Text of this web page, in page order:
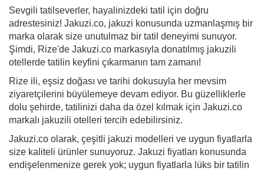
Sevgili tatilseverler, hayalinizdeki tatil için doğru
adrestesiniz! Jakuzi.co, jakuzi konusunda uzmanlaşmış bir
marka olarak size unutulmaz bir tatil deneyimi sunuyor.
Şimdi, Rize'de Jakuzi.co markasıyla donatılmış jakuzili
otellerde tatilin keyfini çıkarmanın tam zamanı!
Rize ili, eşsiz doğası ve tarihi dokusuyla her mevsim
ziyaretçilerini büyülemeye devam ediyor. Bu güzelliklerle
dolu şehirde, tatilinizi daha da özel kılmak için Jakuzi.co
markalı jakuzili otelleri tercih edebilirsiniz.
Jakuzi.co olarak, çeşitli jakuzi modelleri ve uygun fiyatlarla
size kaliteli ürünler sunuyoruz. Jakuzi fiyatları konusunda
endişelenmenize gerek yok; uygun fiyatlarla lüks bir tatilin